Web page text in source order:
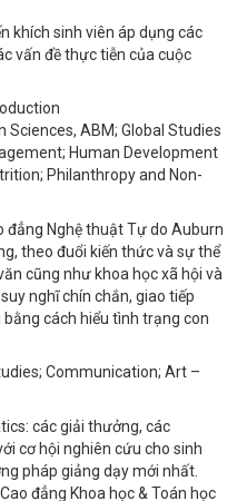
khích sinh viên áp dụng các
vấn đề thực tiễn của cuộc
ABM; Global Studies
Human Development
Philanthropy and Non-
đẳng Nghệ thuật Tự do Auburn
theo đuổi kiến thức và sự thể
cũng như khoa học xã hội và
nghĩ chín chắn, giao tiếp
cách hiểu tình trạng con
Communication; Art –
các giải thưởng, các
cơ hội nghiên cứu cho sinh
pháp giảng dạy mới nhất.
đẳng Khoa học & Toán học